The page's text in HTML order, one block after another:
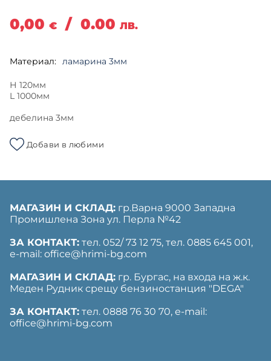
0,00 € / 0.00 ЛВ.
Материал: ламарина 3мм
Н 120мм
L 1000мм
дебелина 3мм
Добави в любими
МАГАЗИН И СКЛАД: гр.Варна 9000 Западна
Промишлена Зона ул. Перла №42
ЗА КОНТАКТ: тел. 052/ 73 12 75, тел. ‎0885 645 001,
е-mail: office@hrimi-bg.com
МАГАЗИН И СКЛАД: гр. Бургас, на входа на ж.к.
Меден Рудник срещу бензиностанция "DEGA"
ЗА КОНТАКТ: тел. 0888 76 30 70, е-mail:
office@hrimi-bg.com